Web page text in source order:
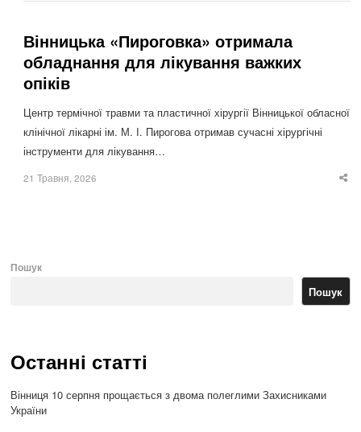
Вінницька «Пироговка» отримала
обладнання для лікування важких
опіків
Центр термічної травми та пластичної хірургії Вінницької обласної
клінічної лікарні ім. М. І. Пирогова отримав сучасні хірургічні
інструменти для лікування…
21 Травня, 2026
Пошук
Пошук
Останні статті
Вінниця 10 серпня прощається з двома полеглими Захисниками
України